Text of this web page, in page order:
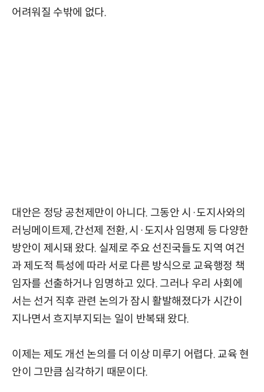
어려워질 수밖에 없다.
대안은 정당 공천제만이 아니다. 그동안 시·도지사와의
러닝메이트제, 간선제 전환, 시·도지사 임명제 등 다양한
방안이 제시돼 왔다. 실제로 주요 선진국들도 지역 여건
과 제도적 특성에 따라 서로 다른 방식으로 교육행정 책
임자를 선출하거나 임명하고 있다. 그러나 우리 사회에
서는 선거 직후 관련 논의가 잠시 활발해졌다가 시간이
지나면서 흐지부지되는 일이 반복돼 왔다.
이제는 제도 개선 논의를 더 이상 미루기 어렵다. 교육 현
안이 그만큼 심각하기 때문이다.